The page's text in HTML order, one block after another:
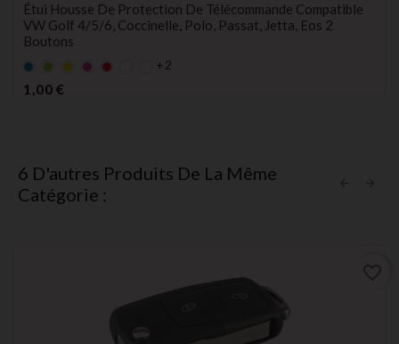
Étui Housse De Protection De Télécommande Compatible
VW Golf 4/5/6, Coccinelle, Polo, Passat, Jetta, Eos 2
Boutons
BleuVertJauneroserouge +2
1,00 €
6 D'autres Produits De La Même
Catégorie :